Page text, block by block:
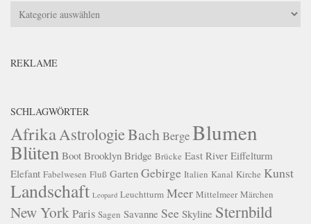
Kategorien
REKLAME
SCHLAGWÖRTER
Afrika AstrologieBach BergeBlumen
Blüten Boot Brooklyn Bridge Brücke East River Eiffelturm
Elefant Fabelwesen Fluß Garten Gebirge Italien Kanal Kirche Kunst
Landschaft Leopard Leuchtturm Meer Mittelmeer Märchen
New YorkParis Sagen Savanne See Skyline Sternbild